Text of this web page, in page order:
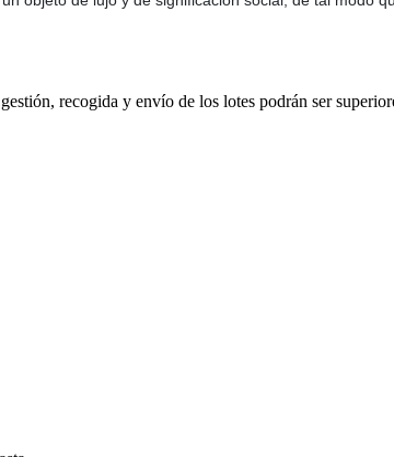
recogida y envío de los lotes podrán ser